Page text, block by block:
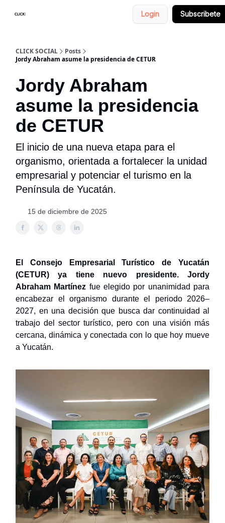
Login Subscribete
CLICK SOCIAL
Posts
Jordy Abraham asume la presidencia de CETUR
Jordy Abraham
asume la presidencia
de CETUR
El inicio de una nueva etapa para el
organismo, orientada a fortalecer la unidad
empresarial y potenciar el turismo en la
Península de Yucatán.
15 de diciembre de 2025
El Consejo Empresarial Turístico de Yucatán
(CETUR) ya tiene nuevo presidente. Jordy
Abraham Martínez fue elegido por unanimidad para
encabezar el organismo durante el periodo 2026–
2027, en una decisión que busca dar continuidad al
trabajo del sector turístico, pero con una visión más
cercana, dinámica y conectada con lo que hoy mueve
a Yucatán.